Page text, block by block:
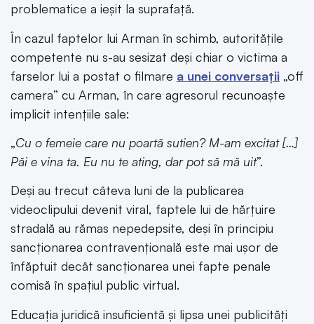
problematice a ieșit la suprafață.
În cazul faptelor lui Arman în schimb, autoritățile
competente nu s-au sesizat deși chiar o victima a
farselor lui a postat o filmare a unei conversații „off
camera” cu Arman, în care agresorul recunoaște
implicit intențiile sale:
„Cu o femeie care nu poartă sutien? M-am excitat […]
Păi e vina ta. Eu nu te ating, dar pot să mă uit”.
Deși au trecut câteva luni de la publicarea
videoclipului devenit viral, faptele lui de hărțuire
stradală au rămas nepedepsite, deși în principiu
sancționarea contravențională este mai ușor de
înfăptuit decât sancționarea unei fapte penale
comisă în spațiul public virtual.
Educația juridică insuficientă și lipsa unei publicități